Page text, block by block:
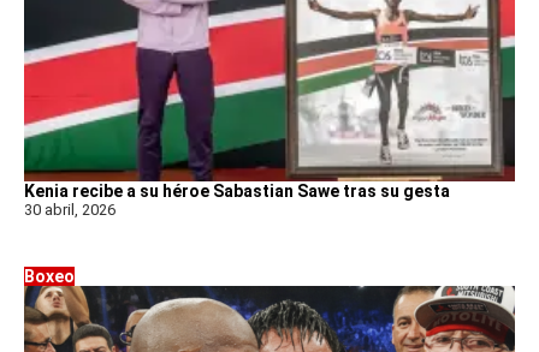
Kenia recibe a su héroe Sabastian Sawe tras su gesta
30 abril, 2026
Boxeo